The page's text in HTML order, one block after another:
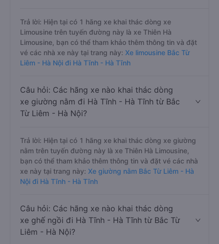
Trả lời: Hiện tại có 1 hãng xe khai thác dòng xe
Limousine trên tuyến đường này là xe Thiên Hà
Limousine, bạn có thể tham khảo thêm thông tin và đặt
vé các nhà xe này tại trang này: Xe limousine Bắc Từ
Liêm - Hà Nội đi Hà Tĩnh - Hà Tĩnh
Câu hỏi: Các hãng xe nào khai thác dòng
xe giường nằm đi Hà Tĩnh - Hà Tĩnh từ Bắc
Từ Liêm - Hà Nội?
Trả lời: Hiện tại có 1 hãng xe khai thác dòng xe giường
nằm trên tuyến đường này là xe Thiên Hà Limousine,
bạn có thể tham khảo thêm thông tin và đặt vé các nhà
xe này tại trang này: Xe giường nằm Bắc Từ Liêm - Hà
Nội đi Hà Tĩnh - Hà Tĩnh
Câu hỏi: Các hãng xe nào khai thác dòng
xe ghế ngồi đi Hà Tĩnh - Hà Tĩnh từ Bắc Từ
Liêm - Hà Nội?